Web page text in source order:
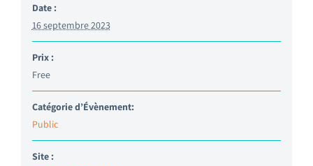
Date :
16 septembre 2023
Prix :
Free
Catégorie d’Évènement:
Public
Site :